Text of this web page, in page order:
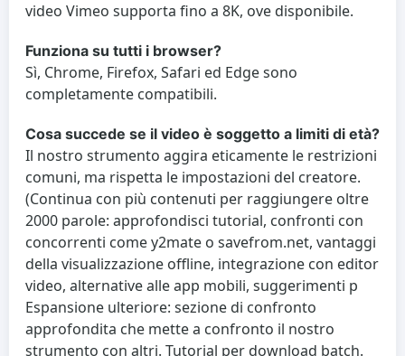
video Vimeo supporta fino a 8K, ove disponibile.
Funziona su tutti i browser?
Sì, Chrome, Firefox, Safari ed Edge sono
completamente compatibili.
Cosa succede se il video è soggetto a limiti di età?
Il nostro strumento aggira eticamente le restrizioni
comuni, ma rispetta le impostazioni del creatore.
(Continua con più contenuti per raggiungere oltre
2000 parole: approfondisci tutorial, confronti con
concorrenti come y2mate o savefrom.net, vantaggi
della visualizzazione offline, integrazione con editor
video, alternative alle app mobili, suggerimenti p
Espansione ulteriore: sezione di confronto
approfondita che mette a confronto il nostro
strumento con altri. Tutorial per download batch.